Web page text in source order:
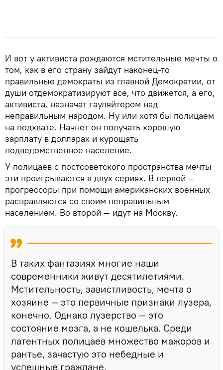
И вот у активиста рождаются мстительные мечты о
том, как в его страну зайдут наконец-то
правильные демократы из главной Демократии, от
души отдемократизируют все, что движется, а его,
активиста, назначат гауляйтером над
неправильным народом. Ну или хотя бы полицаем
на подхвате. Начнет он получать хорошую
зарплату в долларах и курощать
подведомственное население.
У полицаев с постсоветского пространства мечты
эти проигрываются в двух сериях. В первой —
прогрессоры при помощи американских военных
расправляются со своим неправильным
населением. Во второй — идут на Москву.
В таких фантазиях многие наши
современники живут десятилетиями.
Мстительность, завистливость, мечта о
хозяине — это первичные признаки лузера,
конечно. Однако лузерство — это
состояние мозга, а не кошелька. Среди
латентных полицаев множество мажоров и
рантье, зачастую это небедные и
успешные граждане.